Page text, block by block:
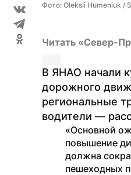
Фото: Oleksii Humeniuk /
Читать «Север-
В ЯНАО начали
дорожного
региональные
водители —
«Основной
повышение
должна
пешеходных